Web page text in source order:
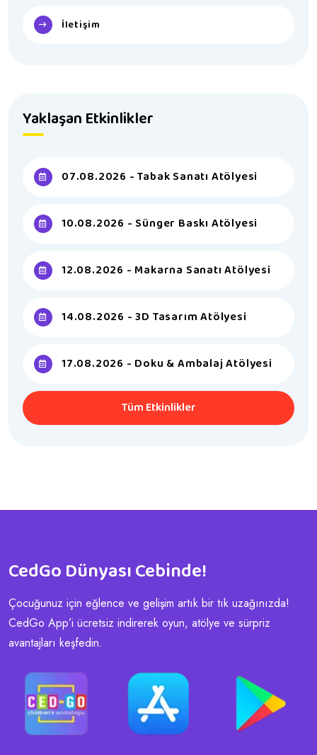
İletişim
Yaklaşan Etkinlikler
07.08.2026 - Tabak Sanatı Atölyesi
10.08.2026 - Sünger Baskı Atölyesi
12.08.2026 - Makarna Sanatı Atölyesi
14.08.2026 - 3D Tasarım Atölyesi
17.08.2026 - Doku & Ambalaj Atölyesi
Tüm Etkinlikler
CedGo Dünyası Cebinde!
Çocuğunuz için eğlence ve gelişim artık bir tık uzağınızda!
CedGo App’i ücretsiz indirerek oyun, atölye ve sürpriz
avantajları keşfedin.